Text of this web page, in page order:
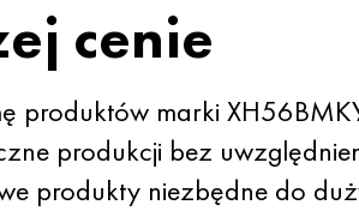
cenie
produktów marki
produkcji bez
produkty niezbędne do